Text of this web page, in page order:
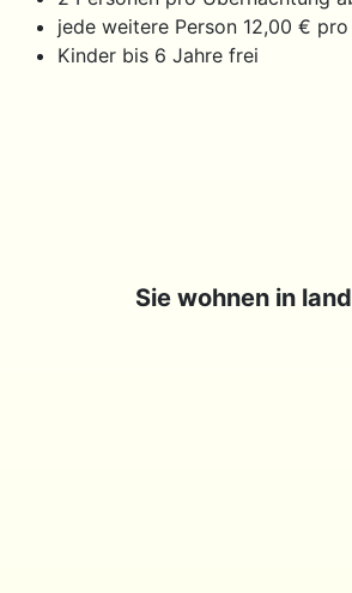
jede weitere Person 12,00 €
Kinder bis 6 Jahre frei
Sie wohnen in